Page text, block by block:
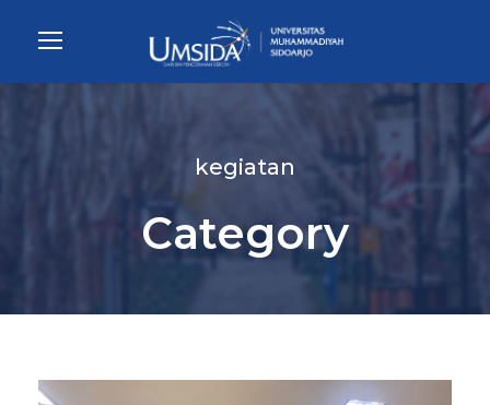
kegiatan
Category